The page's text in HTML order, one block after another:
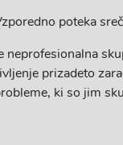
poteka
neprofesionalna
prizadeto
ki so jim